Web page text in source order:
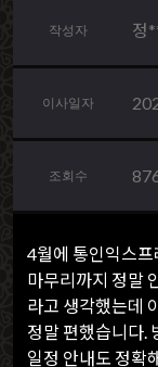
작성자 정
이사일자
조회수
4월에 통인익스
마무리까지 정말
라고 생각했는데
정말 편했습니다.
일정 안내도 정확